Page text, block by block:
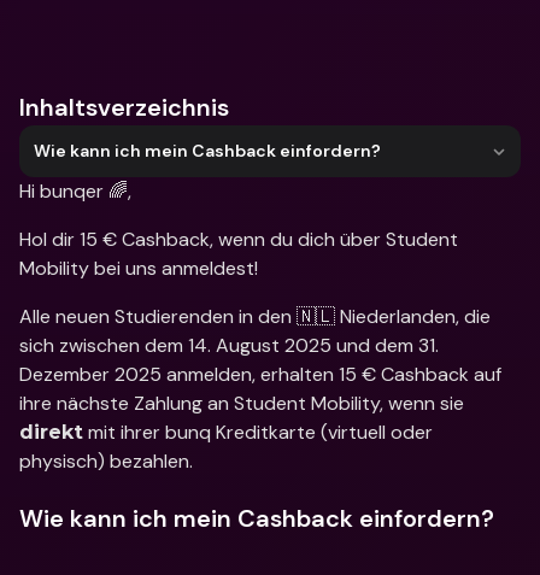
Inhaltsverzeichnis
Wie kann ich mein Cashback einfordern?
Hi bunqer 🌈,
Hol dir 15 € Cashback, wenn du dich über Student
Mobility bei uns anmeldest!
Alle neuen Studierenden in den 🇳🇱 Niederlanden, die
sich zwischen dem 14. August 2025 und dem 31.
Dezember 2025 anmelden, erhalten 15 € Cashback auf
direkt mit ihrer bunq Kreditkarte (virtuell oder
physisch) bezahlen.
Wie kann ich mein Cashback einfordern?